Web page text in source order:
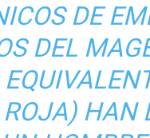
DE
DEL
HAN